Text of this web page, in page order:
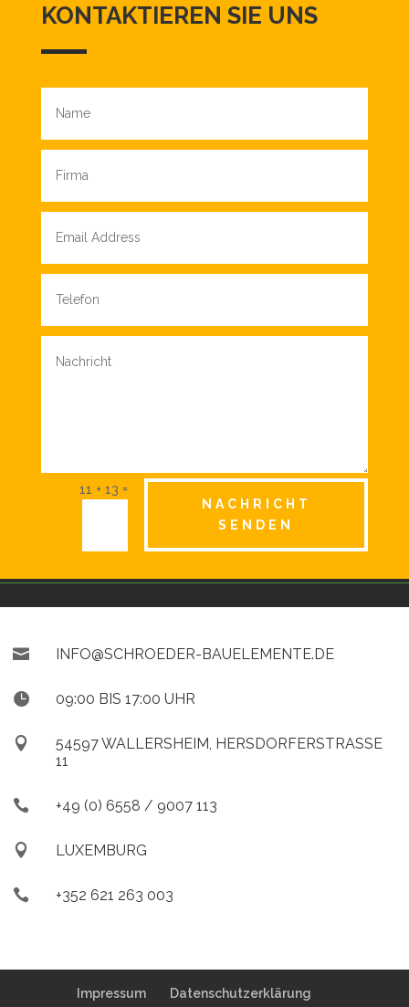
KONTAKTIEREN SIE UNS
11 + 13 =
NACHRICHT
SENDEN
 INFO@SCHROEDER-BAUELEMENTE.DE
 09:00 BIS 17:00 UHR

54597 WALLERSHEIM, HERSDORFERSTRASSE 1
1
 +49 (0) 6558 / 9007 113
 LUXEMBURG
 +352 621 263 003
Impressum Datenschutzerklärung